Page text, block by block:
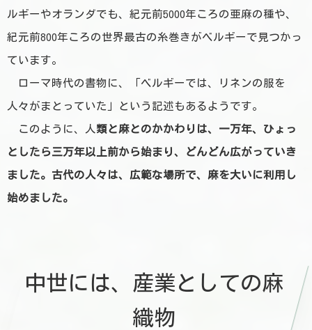
ルギーやオランダでも、紀元前5000年ころの亜麻の種や、
紀元前800年ころの世界最古の糸巻きがベルギーで見つかっ
ています。
ローマ時代の書物に、「ベルギーでは、リネンの服を
人々がまとっていた」という記述もあるようです。
このように、人 類と麻とのかかわりは、一万年、ひょっ
としたら三万年以上前から始まり、どんどん広がっていき
ました。古代の人々は、広範な場所で、麻を大いに利用し
始めました。
中世には、産業としての麻
織物